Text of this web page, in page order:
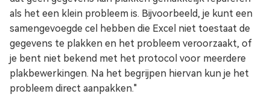
als het een klein probleem is. Bijvoorbeeld, je kunt een
samengevoegde cel hebben die Excel niet toestaat de
gegevens te plakken en het probleem veroorzaakt, of
je bent niet bekend met het protocol voor meerdere
plakbewerkingen. Na het begrijpen hiervan kun je het
probleem direct aanpakken."